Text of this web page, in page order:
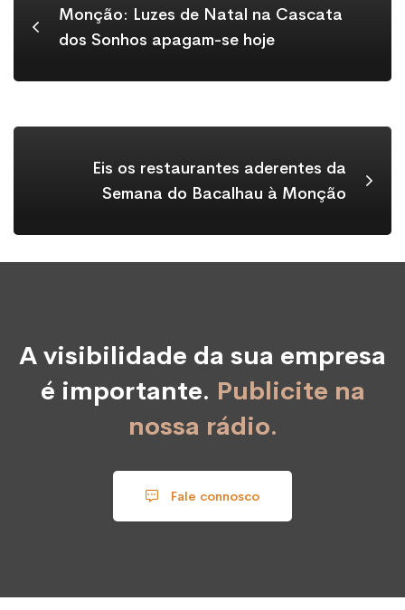
Monção: Luzes de Natal na Cascata
dos Sonhos apagam-se hoje
Eis os restaurantes aderentes da
Semana do Bacalhau à Monção
A visibilidade da sua empresa
é importante. Publicite na
nossa rádio.
Fale connosco